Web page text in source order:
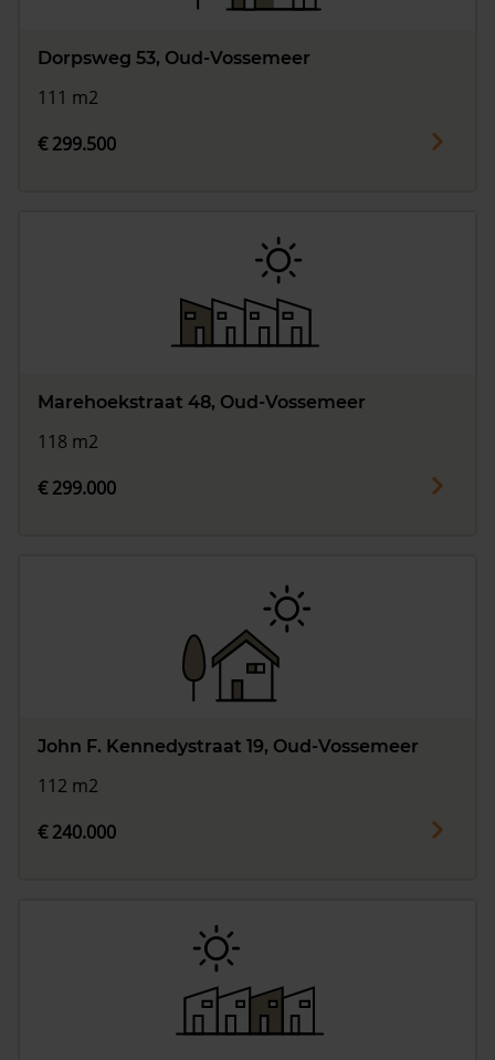
Dorpsweg 53, Oud-Vossemeer
111 m2
€ 299.500
Marehoekstraat 48, Oud-Vossemeer
118 m2
€ 299.000
John F. Kennedystraat 19, Oud-Vossemeer
112 m2
€ 240.000